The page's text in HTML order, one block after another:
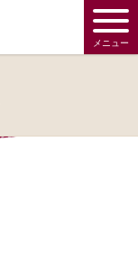
メニュー